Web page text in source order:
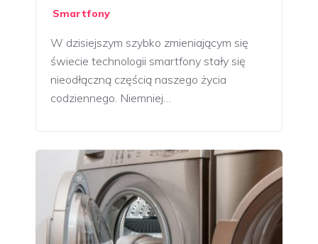
Smartfony
W dzisiejszym szybko zmieniającym się
świecie technologii smartfony stały się
nieodłączną częścią naszego życia
codziennego. Niemniej…